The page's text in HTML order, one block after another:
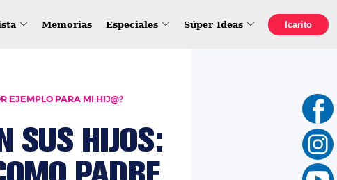
Memorias Especiales Súper Ideas Icarito
EJEMPLO PARA MI HIJ@?
SUS HIJOS: